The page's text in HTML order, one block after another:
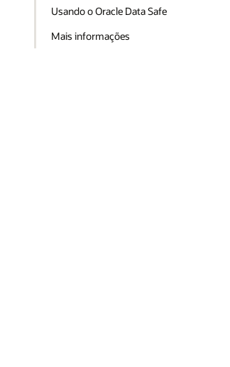
Usando o Oracle Data Safe
Mais informações